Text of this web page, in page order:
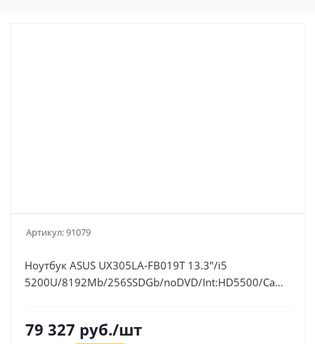
Артикул:91079
Ноутбук ASUS UX305LA-FB019T 13.3"/i5
5200U/8192Mb/256SSDGb/noDVD/Int:HD5500/Cam/BT/
79 327 руб./шт